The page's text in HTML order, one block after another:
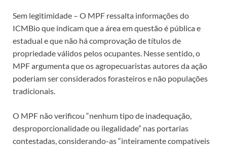
Sem legitimidade – O MPF ressalta informações do
ICMBio que indicam que a área em questão é pública e
estadual e que não há comprovação de títulos de
propriedade válidos pelos ocupantes. Nesse sentido, o
MPF argumenta que os agropecuaristas autores da ação
poderiam ser considerados forasteiros e não populações
tradicionais.
O MPF não verificou “nenhum tipo de inadequação,
desproporcionalidade ou ilegalidade” nas portarias
contestadas, considerando-as “inteiramente compatíveis